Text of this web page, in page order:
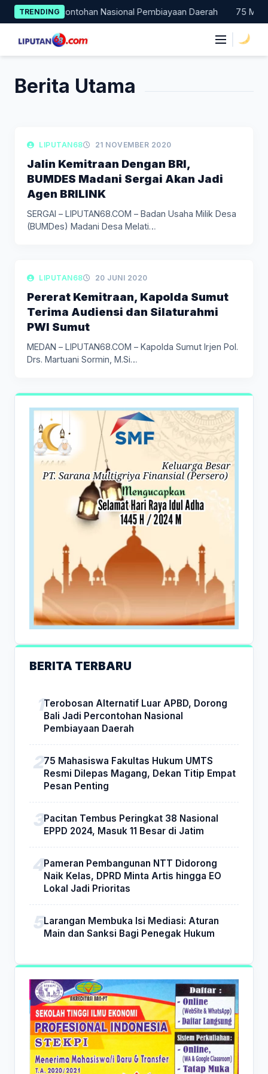
Skip
to
content
TRENDING
Jadi Percontohan Nasional Pembiayaan Daerah 75
Berita Utama
LIPUTAN BISNIS
LIPUTAN68 21 NOVEMBER 2020
Jalin Kemitraan Dengan BRI,
BUMDES Madani Sergai Akan Jadi
Agen BRILINK
SERGAI – LIPUTAN68.COM – Badan Usaha Milik Desa
(BUMDes) Madani Desa Melati…
LIPUTAN BERITA
LIPUTAN68 20 JUNI 2020
Pererat Kemitraan, Kapolda Sumut
Terima Audiensi dan Silaturahmi
PWI Sumut
MEDAN – LIPUTAN68.COM – Kapolda Sumut Irjen Pol.
Drs. Martuani Sormin, M.Si…
BERITA TERBARU
Terobosan Alternatif Luar APBD, Dorong
Bali Jadi Percontohan Nasional
Pembiayaan Daerah
75 Mahasiswa Fakultas Hukum UMTS
Resmi Dilepas Magang, Dekan Titip Empat
Pesan Penting
Pacitan Tembus Peringkat 38 Nasional
EPPD 2024, Masuk 11 Besar di Jatim
Pameran Pembangunan NTT Didorong
Naik Kelas, DPRD Minta Artis hingga EO
Lokal Jadi Prioritas
Larangan Membuka Isi Mediasi: Aturan
Main dan Sanksi Bagi Penegak Hukum